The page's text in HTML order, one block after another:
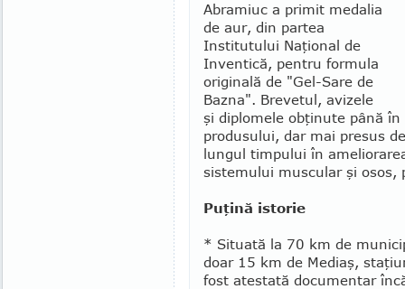
Abramiuc a primit medalia
de aur, din partea
Institutului Naţional de
Inventică, pentru formula
originală de "Gel-Sare de
Bazna". Brevetul, avizele
şi diplomele obţinute până
produsului, dar mai presus
lungul timpului în
sistemu­lui muscular şi osos,
Puţină istorie
* Situată la 70 km de
doar 15 km de Mediaş,
fost atestată do­cu­mentar